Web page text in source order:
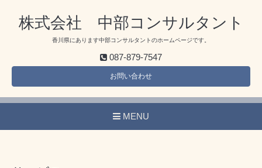
株式会社 中部コンサルタント
香川県にあります中部コンサルタントのホームページです。
087-879-7547
お問い合わせ
MENU